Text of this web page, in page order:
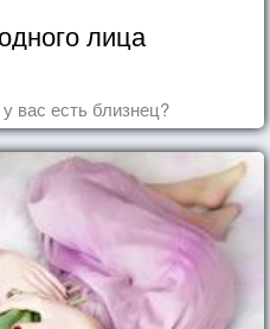
лица
вас есть близнец?